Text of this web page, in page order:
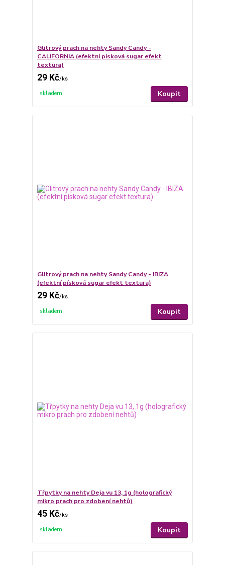
Glitrový prach na nehty Sandy Candy -
CALIFORNIA (efektní písková sugar efekt
textura)
29 Kč/ks
skladem Koupit
Glitrový prach na nehty Sandy Candy - IBIZA
(efektní písková sugar efekt textura)
29 Kč/ks
skladem Koupit
Třpytky na nehty Deja vu 13, 1g (holografický
mikro prach pro zdobení nehtů)
45 Kč/ks
skladem Koupit